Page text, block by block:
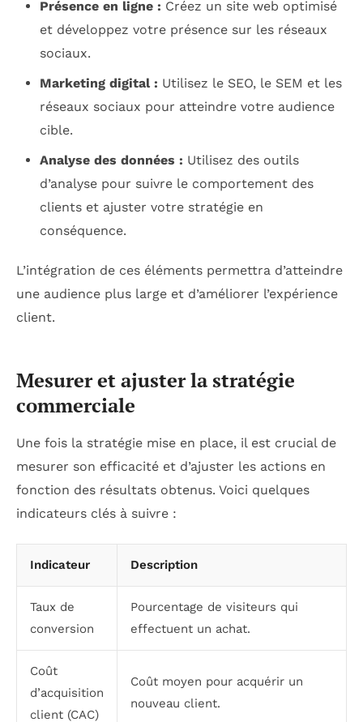
Présence en ligne : Créez un site web optimisé
et développez votre présence sur les réseaux
sociaux.
Marketing digital : Utilisez le SEO, le SEM et les
réseaux sociaux pour atteindre votre audience
cible.
Analyse des données : Utilisez des outils
d’analyse pour suivre le comportement des
clients et ajuster votre stratégie en
conséquence.
L’intégration de ces éléments permettra d’atteindre
une audience plus large et d’améliorer l’expérience
client.
Mesurer et ajuster la stratégie
commerciale
Une fois la stratégie mise en place, il est crucial de
mesurer son efficacité et d’ajuster les actions en
fonction des résultats obtenus. Voici quelques
indicateurs clés à suivre :
Indicateur Description
Taux de
conversion
Pourcentage de visiteurs qui
effectuent un achat.
Coût
d’acquisition
client (CAC)
Coût moyen pour acquérir un
nouveau client.